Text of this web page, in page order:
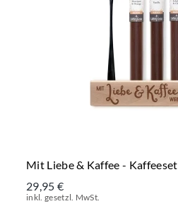
Mit Liebe & Kaffee - Kaffeeset
29,95 €
inkl. gesetzl. MwSt.